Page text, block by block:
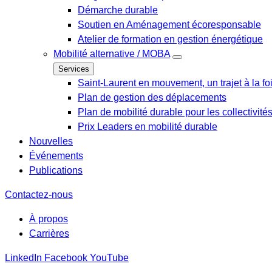
Démarche durable
Soutien en Aménagement écoresponsable
Atelier de formation en gestion énergétique
Mobilité alternative / MOBA
Services
Saint-Laurent en mouvement, un trajet à la
Plan de gestion des déplacements
Plan de mobilité durable pour les collectivités
Prix Leaders en mobilité durable
Nouvelles
Événements
Publications
Contactez-nous
À propos
Carrières
LinkedIn Facebook YouTube